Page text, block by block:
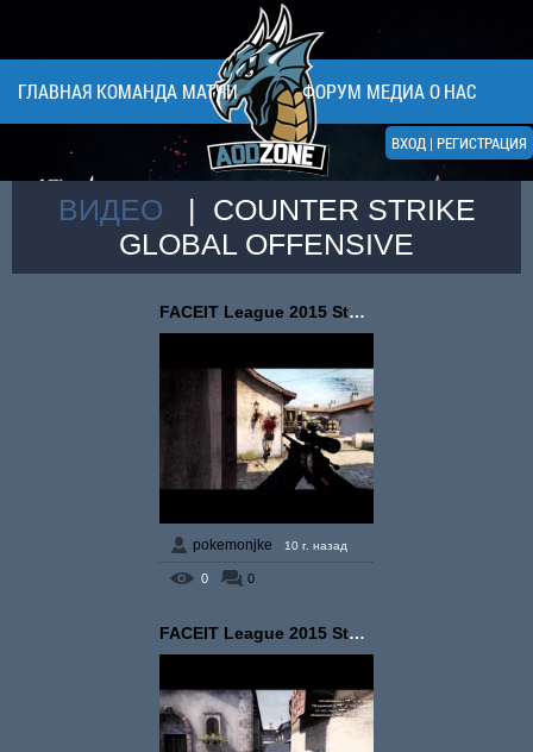
ГЛАВНАЯ КОМАНДА МАТЧИ ФОРУМ МЕДИА О НАС
ВХОД | РЕГИСТРАЦИЯ
ВИДЕО | COUNTER STRIKE
GLOBAL OFFENSIVE
FACEIT League 2015 Stag...
pokemonjke 10 г. назад
0 0
FACEIT League 2015 Stag...